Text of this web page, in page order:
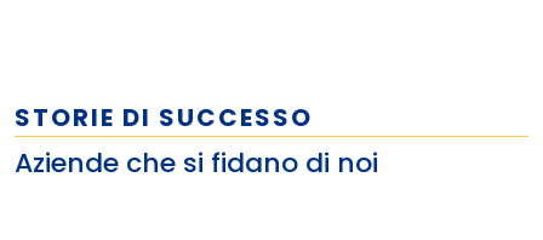
STORIE DI SUCCESSO
Aziende che si fidano di noi